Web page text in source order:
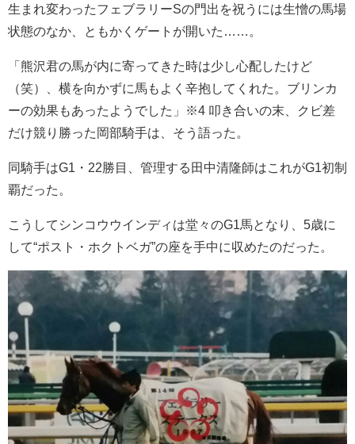
生まれ変わったフェブラリーSの門出を祝うには生憎の馬場
状態のなか、ともかくゲートが開いた……。
「熊沢君の馬が内に寄ってきた時は少し心配したけど
（笑）、横を向かずに馬もよく辛抱してくれた。ブリンカ
ーの効果もあったようでした」※4 叩き合いの末、クビ差
だけ競り勝った岡部騎手は、そう語った。
同騎手はG1・22勝目、管理する田中清隆師はこれがG1初制
覇だった。
こうしてシンコウウインディは堂々のG1馬となり、5歳に
して“ポスト・ホクトベガ”の座を手中に収めたのだった。